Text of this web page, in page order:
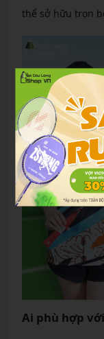
thể sở hữu trọn
Ai phù hợp